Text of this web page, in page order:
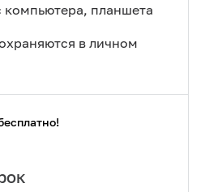
планшета
в личном